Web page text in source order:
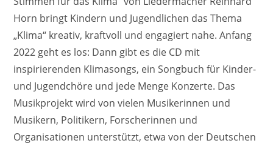
Horn bringt Kindern und Jugendlichen das Thema
„Klima“ kreativ, kraftvoll und engagiert nahe. Anfang
2022 geht es los: Dann gibt es die CD mit
inspirierenden Klimasongs, ein Songbuch für Kinder-
und Jugendchöre und jede Menge Konzerte. Das
Musikprojekt wird von vielen Musikerinnen und
Musikern, Politikern, Forscherinnen und
Organisationen unterstützt, etwa von der Deutschen